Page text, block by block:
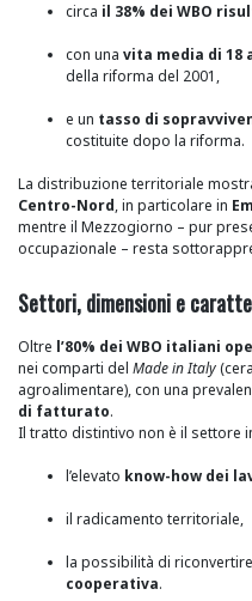
circa il 38% dei WBO
con una vita media di 18
della riforma del 2001,
e un tasso di
costituite dopo la riforma.
La distribuzione territoriale
Centro-Nord, in particolare in
mentre il Mezzogiorno – pur
occupazionale – resta
Settori, dimensioni e
Oltre l’80% dei WBO italiani
nei comparti del Made in Italy
agroalimentare), con una
di fatturato.
Il tratto distintivo non è il settore
l’elevato know-how dei
il radicamento territoriale,
la possibilità di
cooperativa.